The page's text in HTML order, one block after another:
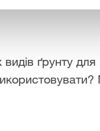
видів ґрунту